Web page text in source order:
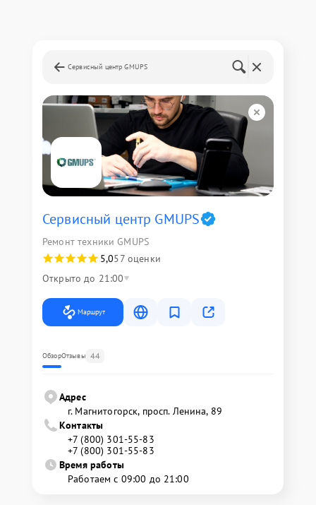
Сервисный центр GMUPS
Сервисный центр GMUPS
Ремонт техники GMUPS
5,057 оценки
Открыто до 21:00
Маршрут
ОбзорОтзывы 44
Адрес
г. Магнитогорск, просп. Ленина, 89
Контакты
+7 (800) 301-55-83
+7 (800) 301-55-83
Время работы
Работаем с 09:00 до 21:00